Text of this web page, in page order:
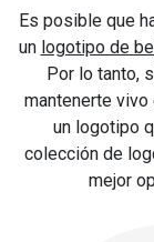
Es posible que
un logotipo de
Por lo tanto,
mantenerte
un logotipo
colección de
mejor